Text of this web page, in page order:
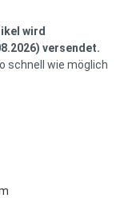
wird
versendet.
schnell wie möglich